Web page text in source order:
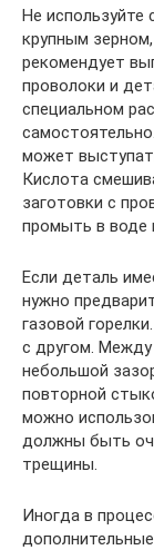
Не
крупным
рекомендует
проволоки и
специальном
может
Кислота
заготовки с
промыть в воде
Если деталь
нужно
газовой
с другом.
небольшой
повторной
можно
должны быть
трещины.
Иногда в